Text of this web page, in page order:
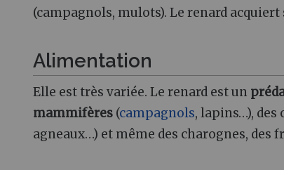
(campagnols, mulots). Le renard
Alimentation
Elle est très variée. Le renard est un
mammifères (campagnols, lapins…), des
agneaux…) et même des charognes, des